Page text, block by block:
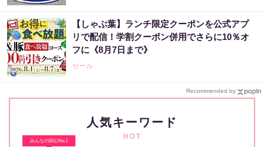
【しゃぶ葉】ランチ限定クーポンを公式アプ
リで配信！学割クーポン併用でさらに10％オ
フに《8月7日まで》
セール
Recommended by
人気キーワード
HOT
みんなの関心No.1